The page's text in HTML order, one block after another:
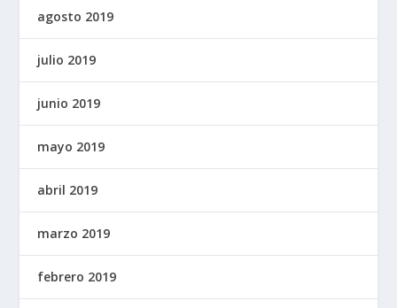
agosto 2019
julio 2019
junio 2019
mayo 2019
abril 2019
marzo 2019
febrero 2019